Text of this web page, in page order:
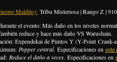
Maldito): Tribu Misteriosa | Rango Z |
el evento:Más daño en los niveles
reduce y hace más daño VS Warushain.
Expendekai de Puntos Y (Y-Point Crank-
Popper central. Especificaciones en este
Reduce el daño a veces. Especificaciones en